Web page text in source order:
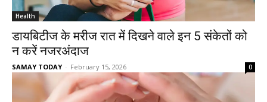
Health
डायबिटीज के मरीज रात में दिखने वाले इन 5 संकेतों को
न करें नजरअंदाज
SAMAY TODAY - February 15, 2026 0